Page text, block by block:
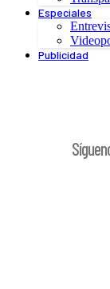
Especiales
Publicidad